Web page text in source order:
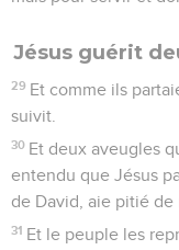
Jésus guérit
29 Et comme ils
suivit.
30 Et deux aveugles
entendu que Jésus
de David, aie pitié de
31 Et le peuple les